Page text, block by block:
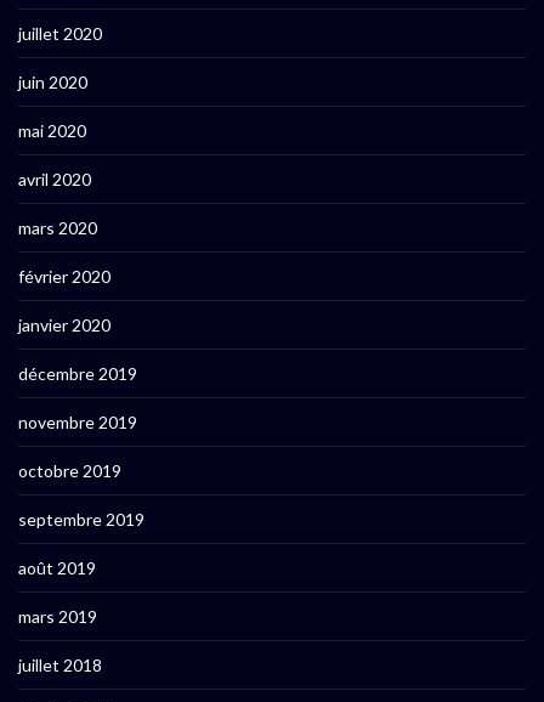
juillet 2020
juin 2020
mai 2020
avril 2020
mars 2020
février 2020
janvier 2020
décembre 2019
novembre 2019
octobre 2019
septembre 2019
août 2019
mars 2019
juillet 2018